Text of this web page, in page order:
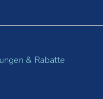
& Rabatte